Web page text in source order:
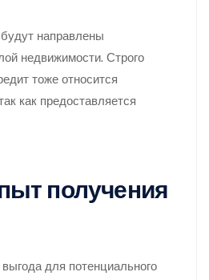
направлены
недвижимости. Строго
тоже относится
как предоставляется
получения
для потенциального